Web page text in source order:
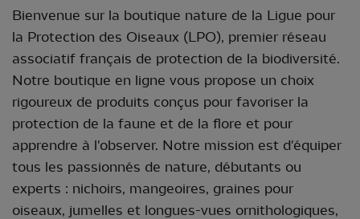
Bienvenue sur la boutique nature de la Ligue pour
la Protection des Oiseaux (LPO), premier réseau
associatif français de protection de la biodiversité.
Notre boutique en ligne vous propose un choix
rigoureux de produits conçus pour favoriser la
protection de la faune et de la flore et pour
apprendre à l'observer. Notre mission est d'équiper
tous les passionnés de nature, débutants ou
experts : nichoirs, mangeoires, graines pour
oiseaux, jumelles et longues-vues ornithologiques,